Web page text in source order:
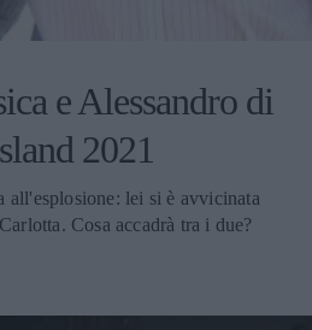
e Alessandro di
2021
all'esplosione: lei si è avvicinata
Cosa accadrà tra i due?